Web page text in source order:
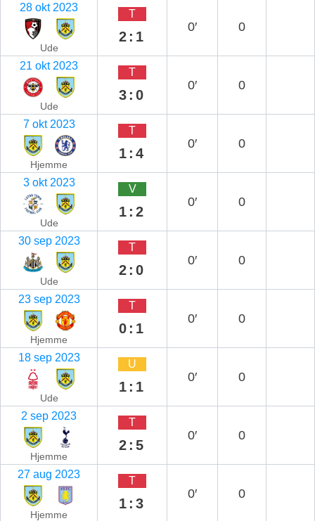
28 okt 2023
Ude
T
2:1
0′ 0
21 okt 2023
Ude
T
3:0
0′ 0
7 okt 2023
Hjemme
T
1:4
0′ 0
3 okt 2023
Ude
V
1:2
0′ 0
30 sep 2023
Ude
T
2:0
0′ 0
23 sep 2023
Hjemme
T
0:1
0′ 0
18 sep 2023
Ude
U
1:1
0′ 0
2 sep 2023
Hjemme
T
2:5
0′ 0
27 aug 2023
Hjemme
T
1:3
0′ 0